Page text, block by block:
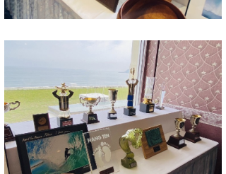
上條将美
ゴン
米山予報士
wanda